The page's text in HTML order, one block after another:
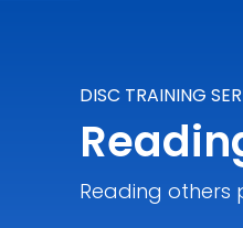
DISC TRAINING
Reading others